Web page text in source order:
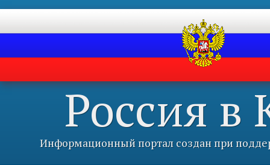
Россия в
Информационный портал создан при